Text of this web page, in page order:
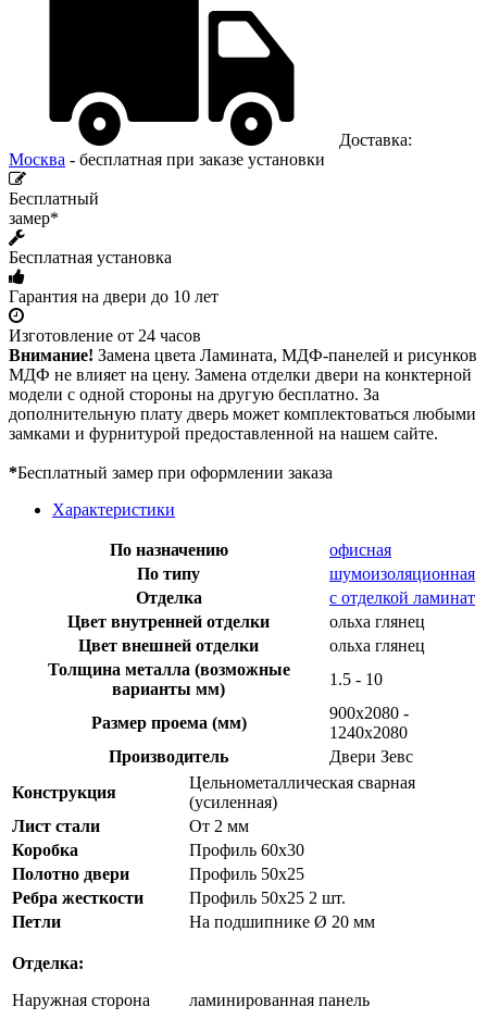
Доставка:
Москва - бесплатная при заказе установки
Бесплатный
замер*
Бесплатная установка
Гарантия на двери до 10 лет
Изготовление от 24 часов
Внимание! Замена цвета Ламината, МДФ-панелей и рисунков
МДФ не влияет на цену. Замена отделки двери на конктерной
модели с одной стороны на другую бесплатно. За
дополнительную плату дверь может комплектоваться любыми
замками и фурнитурой предоставленной на нашем сайте.
*Бесплатный замер при оформлении заказа
Характеристики
По назначению
офисная
По типу
шумоизоляционная
Отделка
с отделкой ламинат
Цвет внутренней отделки
ольха глянец
Цвет внешней отделки
ольха глянец
Толщина металла (возможные
варианты мм)
1.5 - 10
Размер проема (мм)
900х2080 -
1240х2080
Производитель
Двери Зевс
Конструкция
Цельнометаллическая сварная
(усиленная)
Лист стали
От 2 мм
Коробка
Профиль 60х30
Полотно двери
Профиль 50х25
Ребра жесткости
Профиль 50х25 2 шт.
Петли
На подшипнике Ø 20 мм
Отделка:
Наружная сторона
ламинированная панель